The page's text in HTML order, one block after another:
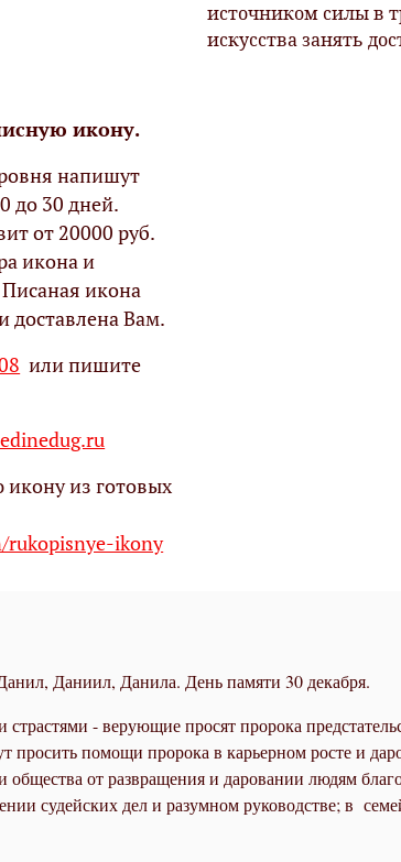
источником силы в
искусства занять
икону.
напишут
до 30 дней.
от 20000 руб.
икона и
икона
доставлена Вам.
или пишите
из готовых
rukopisnye-ikony
Даниил, Данила. День памяти 30 декабря.
- верующие просят пророка
просить помощи пророка в карьерном росте и
от развращения и даровании людям
судейских дел и разумном руководстве; в